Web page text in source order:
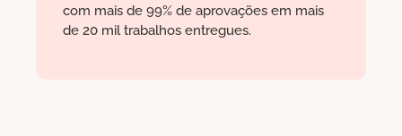
com mais de 99% de aprovações em mais
de 20 mil trabalhos entregues.